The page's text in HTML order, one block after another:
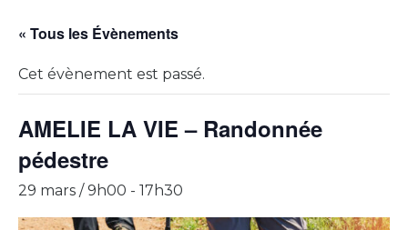
« Tous les Évènements
Cet évènement est passé.
AMELIE LA VIE – Randonnée
pédestre
29 mars / 9h00 - 17h30